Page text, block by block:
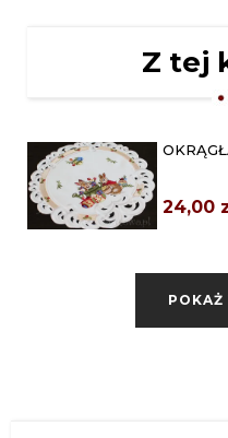
Z tej
24,00
69,00
POKAŻ